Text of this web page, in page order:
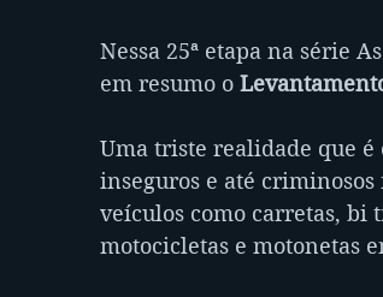
Nessa 25ª etapa na série
em resumo o
Uma triste realidade que
inseguros e até
veículos como carretas, bi
motocicletas e motonetas